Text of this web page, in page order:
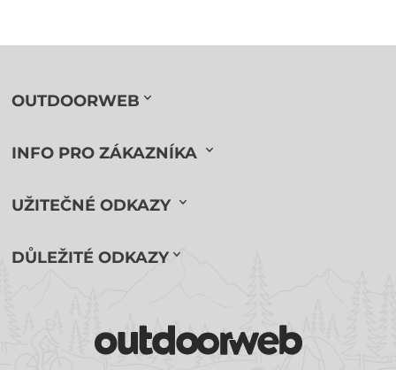
OUTDOORWEB
INFO PRO ZÁKAZNÍKA
UŽITEČNÉ ODKAZY
DŮLEŽITÉ ODKAZY